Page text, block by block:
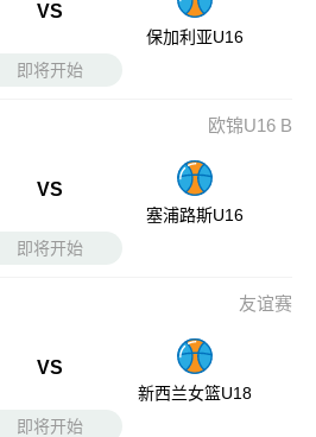
VS
保加利亚U16
即将开始
欧锦U16 B
VS
塞浦路斯U16
即将开始
友谊赛
VS
新西兰女篮U18
即将开始